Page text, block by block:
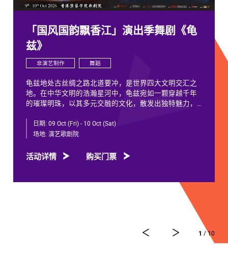
「国风国韵飘香江」演出季舞剧《龟
兹》
非演艺制作 舞蹈
龟兹地处古丝绸之路北道要冲，是世界四大文明交汇之
地。在中华文明的浩瀚星河中，龟兹宛如一颗穿越千年
的璀璨明珠，以其多元交融的文化，散发出独特魅力，
龟兹文化流淌着古往今来各族人民的印迹和血脉，从石
我、我中有你”，成为新疆历史文化的鲜活注脚，更是中
艺术的交融流变搬上舞台。
舞剧《龟兹》集结了各方力量，佟睿睿担任总编导，文
史学者韩子勇担任编剧，主创团队汇集了制作人李东，
运，服装设计阳东霖，视觉总监王涵，编导李宏钧、魏
日期: 09 Oct (Fri) - 10 Oct (Sat)
场地: 演艺歌剧院
活动详情 购买门票
1 / 10